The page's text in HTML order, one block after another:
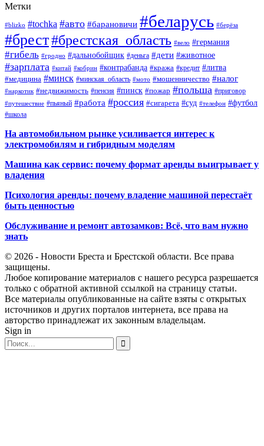
Метки
#blizko #tochka #авто #барановичи #беларусь #берёза
#брест#брестская_область #вело #германия
#гибель #гродно #дальнобойщик #деньга #дети #животное
#зарплата #китай #кобрин #контрабанда #кража #кредит #литва
#медицина #минск #минская_область #мото #мошенничество #налог
#наркотик #недвижимость #пенсия #пинск #пожар #польша #приговор
#путешествие #пьяный #работа #россия #сигарета #суд #телефон #футбол
#школа
На автомобильном рынке усиливается интерес к
электромобилям и гибридным моделям
Машина как сервис: почему формат аренды выигрывает у
владения
Психология аренды: почему владение машиной перестаёт
быть ценностью
Обслуживание и ремонт автозамков: Всё, что вам нужно
знать
© 2026 - Новости Бреста и Брестской области. Все права
защищены.
Любое копирование материалов с нашего ресурса разрешается
только с обратной активной ссылкой на страницу статьи.
Все материалы опубликованные на сайте взяты с открытых
источников и других порталов интернета, все права на
авторство принадлежат их законным владельцам.
Sign in